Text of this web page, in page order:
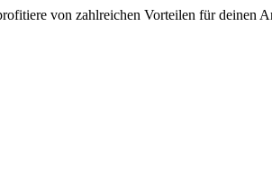
von zahlreichen Vorteilen für deinen